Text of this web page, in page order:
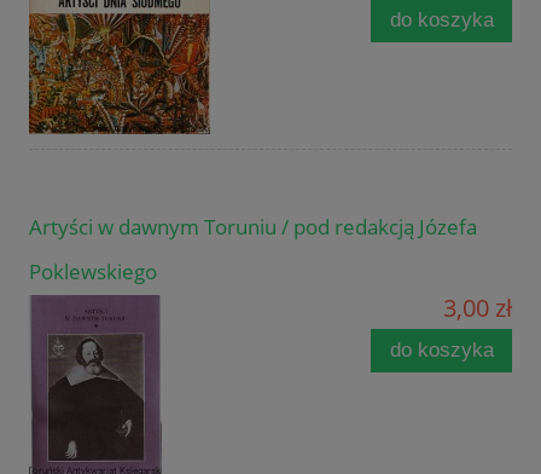
do koszyka
Artyści w dawnym Toruniu / pod redakcją Józefa
Poklewskiego
3,00 zł
do koszyka